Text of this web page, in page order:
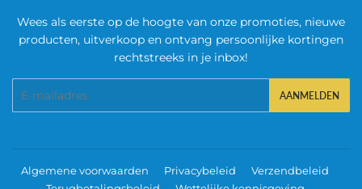
Wees als eerste op de hoogte van onze promoties, nieuwe
producten, uitverkoop en ontvang persoonlijke kortingen
rechtstreeks in je inbox!
mail
AANMELDEN
Algemene voorwaarden Privacybeleid
Verzendbeleid